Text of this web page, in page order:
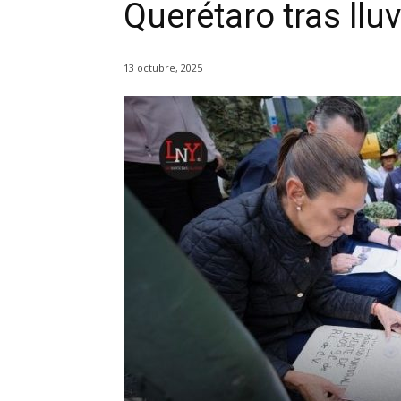
Querétaro tras
13 octubre, 2025